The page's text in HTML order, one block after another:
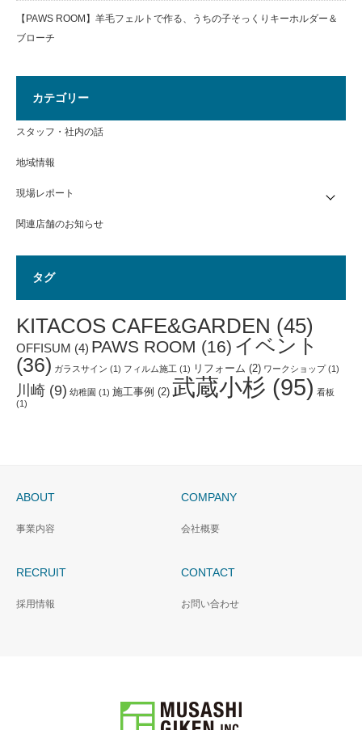
【PAWS ROOM】羊毛フェルトで作る、うちの子そっくりキーホルダー＆
ブローチ
カテゴリー
スタッフ・社内の話
地域情報
現場レポート
関連店舗のお知らせ
タグ
KITACOS CAFE&GARDEN (45)
OFFISUM (4) PAWS ROOM (16) イベント
(36) ガラスサイン (1) フィルム施工 (1) リフォーム (2) ワークショップ(1)
川崎 (9) 幼稚園 (1) 施工事例 (2) 武蔵小杉 (95) 看板
(1)
ABOUT
事業内容
COMPANY
会社概要
RECRUIT
採用情報
CONTACT
お問い合わせ